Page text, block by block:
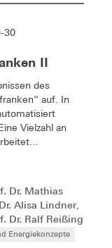
30
II
des
auf. In
Vielzahl an
Dr. Mathias
Alisa Lindner,
Dr. Ralf Reißing
Energiekonzepte